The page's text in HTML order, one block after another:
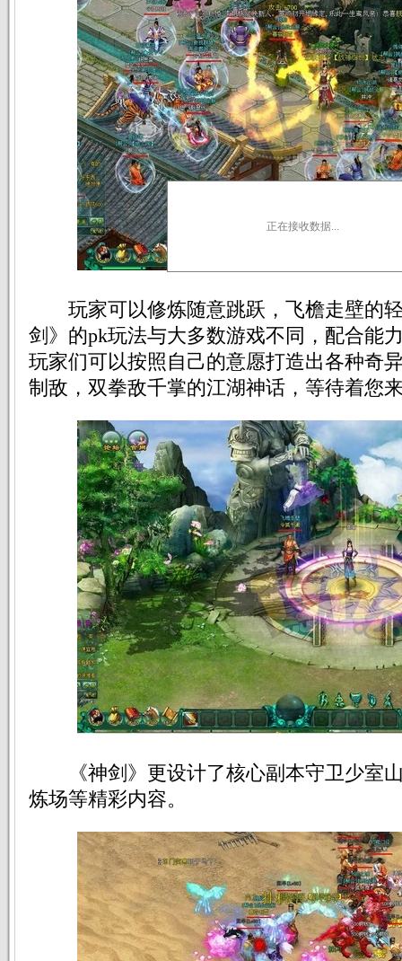
玩家可以修炼随意跳跃，飞檐走壁的
剑》的pk玩法与大多数游戏不同，配合能
玩家们可以按照自己的意愿打造出各种奇
制敌，双拳敌千掌的江湖神话，等待着您
《神剑》更设计了核心副本守卫少室
炼场等精彩内容。
正在接收数据...